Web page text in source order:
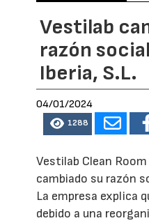
Vestilab
razón
Iberia, S.L.
04/01/2024
1288
Vestilab Clean
cambiado su razón
La empresa explica
debido a una